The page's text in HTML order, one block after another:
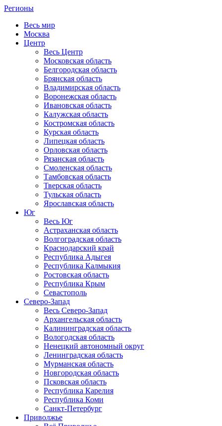
Регионы
Весь мир
Москва
Центр
Весь Центр
Московская область
Белгородская область
Брянская область
Владимирская область
Воронежская область
Ивановская область
Калужская область
Костромская область
Курская область
Липецкая область
Орловская область
Рязанская область
Смоленская область
Тамбовская область
Тверская область
Тульская область
Ярославская область
Юг
Весь Юг
Астраханская область
Волгоградская область
Краснодарский край
Республика Адыгея
Республика Калмыкия
Ростовская область
Республика Крым
Севастополь
Северо-Запад
Весь Северо-Запад
Архангельская область
Калининградская область
Вологодская область
Ненецкий автономный округ
Ленинградская область
Мурманская область
Новгородская область
Псковская область
Республика Карелия
Республика Коми
Санкт-Петербург
Приволжье